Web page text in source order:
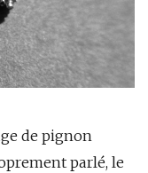
de pignon
parlé, le